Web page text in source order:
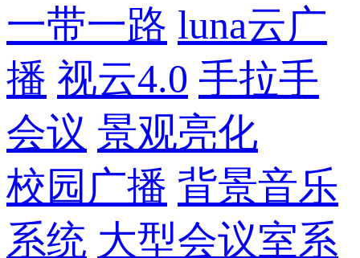
一带一路 luna云广
播 视云4.0 手拉手
会议 景观亮化
校园广播 背景音乐
系统 大型会议室系